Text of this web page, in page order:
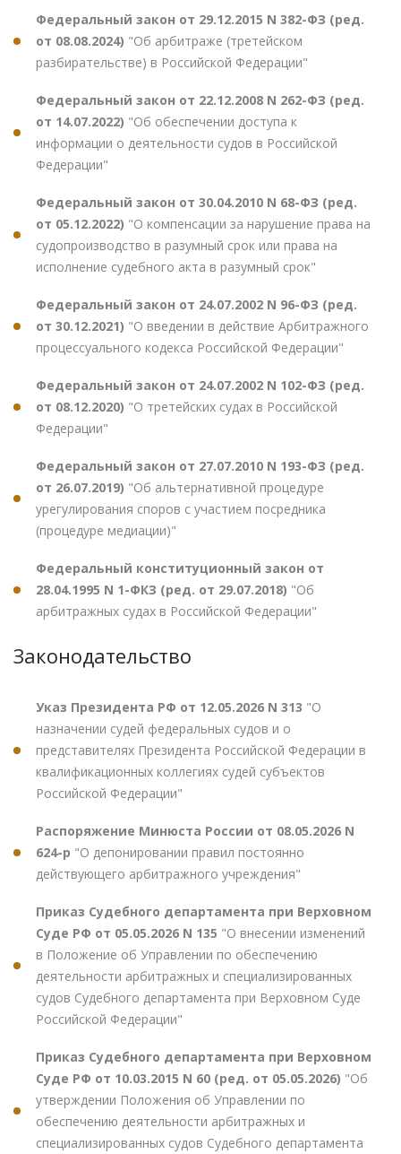
Федеральный закон от 29.12.2015 N 382-ФЗ (ред.
от 08.08.2024) "Об арбитраже (третейском
разбирательстве) в Российской Федерации"
Федеральный закон от 22.12.2008 N 262-ФЗ (ред.
от 14.07.2022) "Об обеспечении доступа к
информации о деятельности судов в Российской
Федерации"
Федеральный закон от 30.04.2010 N 68-ФЗ (ред.
от 05.12.2022) "О компенсации за нарушение права на
судопроизводство в разумный срок или права на
исполнение судебного акта в разумный срок"
Федеральный закон от 24.07.2002 N 96-ФЗ (ред.
от 30.12.2021) "О введении в действие Арбитражного
процессуального кодекса Российской Федерации"
Федеральный закон от 24.07.2002 N 102-ФЗ (ред.
от 08.12.2020) "О третейских судах в Российской
Федерации"
Федеральный закон от 27.07.2010 N 193-ФЗ (ред.
от 26.07.2019) "Об альтернативной процедуре
урегулирования споров с участием посредника
(процедуре медиации)"
Федеральный конституционный закон от
28.04.1995 N 1-ФКЗ (ред. от 29.07.2018) "Об
арбитражных судах в Российской Федерации"
Законодательство
Указ Президента РФ от 12.05.2026 N 313 "О
назначении судей федеральных судов и о
представителях Президента Российской Федерации в
квалификационных коллегиях судей субъектов
Российской Федерации"
Распоряжение Минюста России от 08.05.2026 N
624-р "О депонировании правил постоянно
действующего арбитражного учреждения"
Приказ Судебного департамента при Верховном
Суде РФ от 05.05.2026 N 135 "О внесении изменений
в Положение об Управлении по обеспечению
деятельности арбитражных и специализированных
судов Судебного департамента при Верховном Суде
Российской Федерации"
Приказ Судебного департамента при Верховном
Суде РФ от 10.03.2015 N 60 (ред. от 05.05.2026) "Об
утверждении Положения об Управлении по
обеспечению деятельности арбитражных и
специализированных судов Судебного департамента